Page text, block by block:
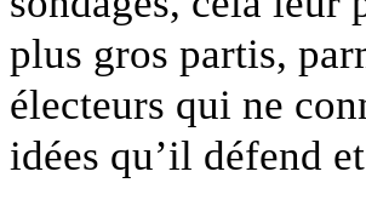
plus gros partis,
électeurs qui ne
idées qu’il défend